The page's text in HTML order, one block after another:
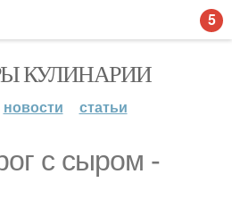
КУЛИНАРИИ
новости статьи
с сыром -
5